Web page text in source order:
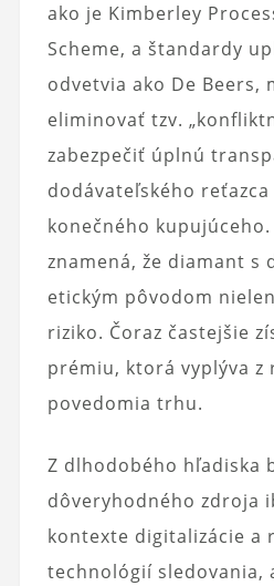
ako je Kimberley
Scheme, a štandardy
odvetvia ako De Beers,
eliminovať tzv.
zabezpečiť úplnú
dodávateľského reťazca
konečného
znamená, že diamant s
etickým pôvodom
riziko. Čoraz častejšie
prémiu, ktorá vyplýva z
povedomia trhu.
Z dlhodobého hľadiska
dôveryhodného zdroja
kontexte digitalizácie a
technológií sledovania,